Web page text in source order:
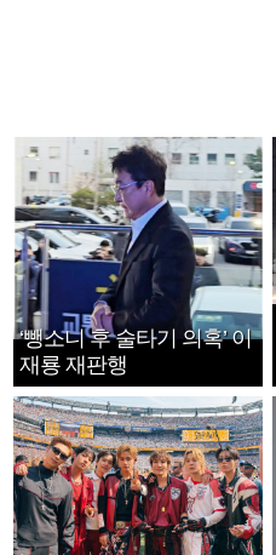
‘뺑소니 후 술타기 의혹’ 이
재룡 재판행